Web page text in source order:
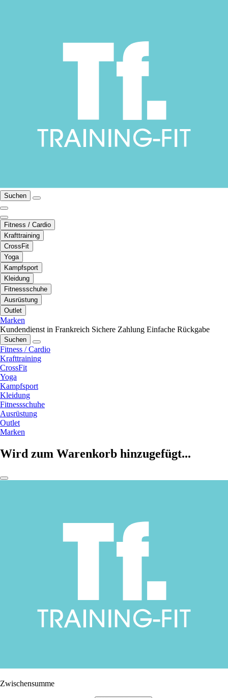
Suchen
Fitness / Cardio
Krafttraining
CrossFit
Yoga
Kampfsport
Kleidung
Fitnessschuhe
Ausrüstung
Outlet
Marken
Kundendienst in Frankreich Sichere Zahlung Einfache Rückgabe
Suchen
Fitness / Cardio
Krafttraining
CrossFit
Yoga
Kampfsport
Kleidung
Fitnessschuhe
Ausrüstung
Outlet
Marken
Wird zum Warenkorb hinzugefügt...
Zwischensumme